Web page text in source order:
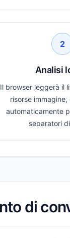
2
Analisi
Il browser leggerà il
risorse
automaticamente
separatori
di